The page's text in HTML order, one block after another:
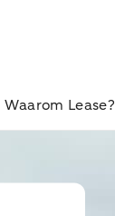
Waarom Lease?